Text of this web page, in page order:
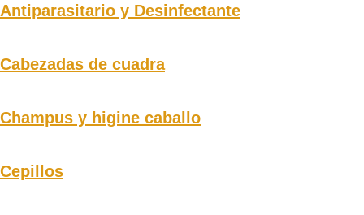
Antiparasitario y Desinfectante
Cabezadas de cuadra
Champus y higine caballo
Cepillos